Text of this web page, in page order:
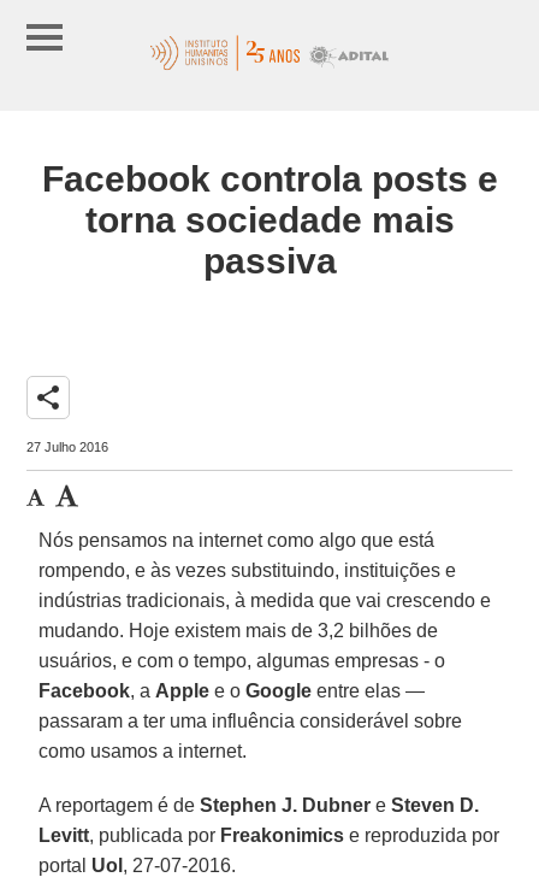
Facebook controla posts e
torna sociedade mais
passiva
share
27 Julho 2016
Nós pensamos na internet como algo que está
rompendo, e às vezes substituindo, instituições e
indústrias tradicionais, à medida que vai crescendo e
mudando. Hoje existem mais de 3,2 bilhões de
usuários, e com o tempo, algumas empresas - o
Facebook, a Apple e oGoogle entre elas —
passaram a ter uma influência considerável sobre
como usamos a internet.
A reportagem é deStephen J. Dubner eSteven D.
Levitt, publicada por Freakonimics e reproduzida por
portal Uol , 27-07-2016.